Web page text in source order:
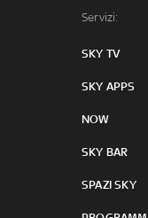
Servizi:
SKY TV
SKY APPS
NOW
SKY BAR
SPAZI SKY